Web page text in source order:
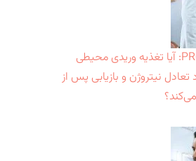
طرح‌آزمایی PROGAIN: آیا تغذیه وریدی محیطی
تعادل نیتروژن و بازیابی پس از